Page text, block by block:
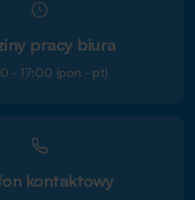
pracy biura
- 17:00 (pon - pt)
kontaktowy